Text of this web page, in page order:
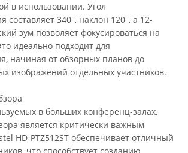
в использовании. Угол
составляет 340°, наклон 120°, а 12-
зум позволяет фокусироваться на
идеально подходит для
начиная от обзорных планов до
изображений отдельных участников.
в больших конференц-залах,
является критически важным
HD-PTZ512ST обеспечивает отличный